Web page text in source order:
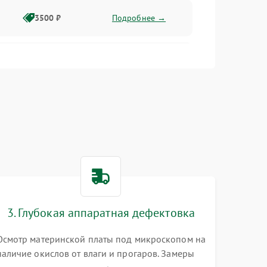
3500 ₽ Подробнее →
3000 ₽ Подробнее →
3. Глубокая аппаратная дефектовка
материнской платы под микроскопом на
окислов от влаги и прогаров. Замеры